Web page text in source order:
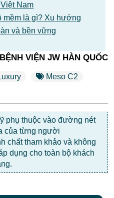
Nam
mềm là gì? Xu hướng
và bền vững
BỆNH VIỆN JW HÀN QUỐC
Meso C2
phụ thuộc vào đường nét
của từng người
chất tham khảo và không
dụng cho toàn bộ khách